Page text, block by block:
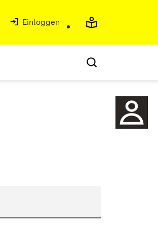
(Öffnet in neuem Fenster)
Einloggen